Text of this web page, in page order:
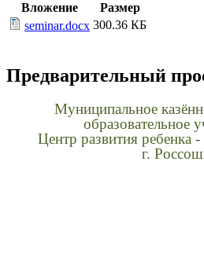
Вложение
Размер
seminar.docx 300.36 КБ
Предварительный
Муниципальное
образовательное
Центр развития ребенка
г.